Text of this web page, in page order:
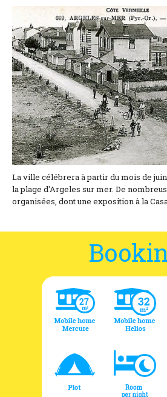
Services
Contact
Location and access
Contact form
Documentation
News
Mobile home and rates
Plot and rates
Room per night and rates
La ville célébrera à partir du mois de
la plage d'Argeles sur mer. De
organisées, dont une exposition à la